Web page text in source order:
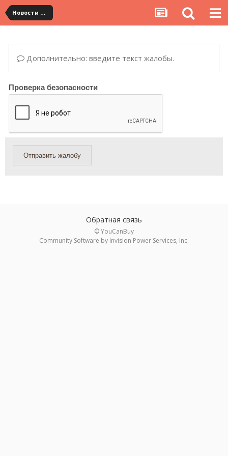
Новости сервиса
Дополнительно: введите текст жалобы.
Проверка безопасности
Отправить жалобу
Обратная связь
© YouCanBuy
Community Software by Invision Power Services, Inc.